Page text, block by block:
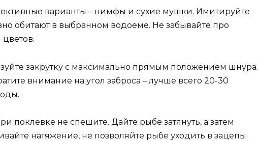
варианты – нимфы и сухие мушки. Имитируйте
обитают в выбранном водоеме. Не забывайте про
закрутку с максимально прямым положением шнура.
внимание на угол заброса – лучше всего 20-30
поклевке не спешите. Дайте рыбе затянуть, а затем
натяжение, не позволяйте рыбе уходить в зацепы.